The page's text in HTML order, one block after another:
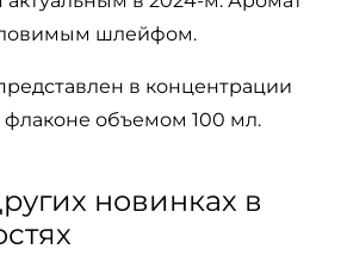
шлейфом.
в концентрации
флаконе объемом 100 мл.
новинках в